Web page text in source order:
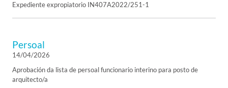
Expediente expropiatorio IN407A2022/251-1
Persoal
14/04/2026
Aprobación da lista de persoal funcionario interino para posto de
arquitecto/a